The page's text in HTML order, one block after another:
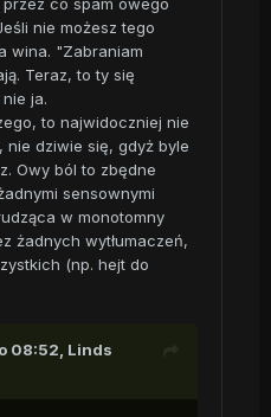
nie możesz tego
wina. "Zabraniam
Teraz, to ty się
ja.
to najwidoczniej nie
nie dziwie się, gdyż byle
Owy ból to zbędne
sensownymi
w monotomny
żadnych wytłumaczeń,
(np. hejt do
08:52, Linds